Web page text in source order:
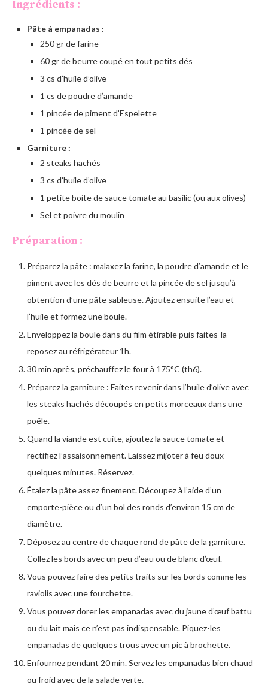
Ingrédients :
Pâte à empanadas :
250 gr de farine
60 gr de beurre coupé en tout petits dés
3 cs d’huile d’olive
1 cs de poudre d’amande
1 pincée de piment d’Espelette
1 pincée de sel
Garniture :
2 steaks hachés
3 cs d’huile d’olive
1 petite boite de sauce tomate au basilic (ou aux olives)
Sel et poivre du moulin
Préparation :
Préparez la pâte : malaxez la farine, la poudre d’amande et le
piment avec les dés de beurre et la pincée de sel jusqu’à
obtention d’une pâte sableuse. Ajoutez ensuite l’eau et
l’huile et formez une boule.
Enveloppez la boule dans du film étirable puis faites-la
reposez au réfrigérateur 1h.
30 min après, préchauffez le four à 175°C (th6).
Préparez la garniture : Faites revenir dans l’huile d’olive avec
les steaks hachés découpés en petits morceaux dans une
poêle.
Quand la viande est cuite, ajoutez la sauce tomate et
rectifiez l’assaisonnement. Laissez mijoter à feu doux
quelques minutes. Réservez.
Étalez la pâte assez finement. Découpez à l’aide d’un
emporte-pièce ou d’un bol des ronds d’environ 15 cm de
diamètre.
Déposez au centre de chaque rond de pâte de la garniture.
Collez les bords avec un peu d’eau ou de blanc d’œuf.
Vous pouvez faire des petits traits sur les bords comme les
raviolis avec une fourchette.
Vous pouvez dorer les empanadas avec du jaune d’œuf battu
ou du lait mais ce n’est pas indispensable. Piquez-les
empanadas de quelques trous avec un pic à brochette.
Enfournez pendant 20 min. Servez les empanadas bien chaud
ou froid avec de la salade verte.